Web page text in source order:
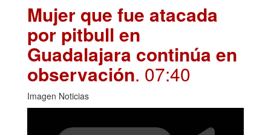
Mujer que fue atacada
por pitbull en
Guadalajara continúa en
observación. 07:40
Imagen Noticias